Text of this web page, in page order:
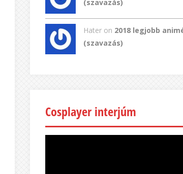
(szavazás)
Hater on 2018 legjobb
(szavazás)
Cosplayer interjúm